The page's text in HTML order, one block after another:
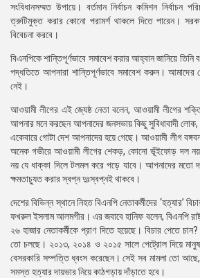
নির্বাচনী
ইশতেহার
সংবিধানসম্মত উপায়ে। বর্তমান নির্বাচন কমিশন নির্বাচন
ত্রুটিমুক্ত করার কোনো পরামর্শ থাকলে দিতে পারেন।
বিবেচনা করবে।
বিএনপিকে শান্তিপূর্ণভাবে সমাবেশ করার আহ্বান জানিয়ে তিনি
পদ্ধতিতে আপনারা শান্তিপূর্ণভাবে সমাবেশ করুন।
নেই।
আওয়ামী লীগের এই জ্যেষ্ঠ নেতা বলেন, আওয়ামী লীগের
আপনার মনে করছেন আপনাদের জনসভায় কিছু সুবিধাবাদী লোক,
একেবারে গোটা দেশ আপনাদের হয়ে গেছে। আওয়ামী লীগ
অনেক গভীরে আওয়ামী লীগের শেকড়, কোনো ভূঁইফোড় দল
নয় যে ধাক্কা দিলে টলমল করে পড়ে যাবে। আপনাদের মতো
ক্ষমতাচ্যুত করার স্বপ্ন দুঃস্বপ্নই থাকবে।
দেশের বিভিন্ন স্থানে নিহত বিএনপি নেতাকর্মীদের ‘হত্যার’
ফখরুল ইসলাম আলমগীর। এর জবাবে হানিফ বলেন, বিএনপি
২৬ হাজার নেতাকর্মীকে প্রাণ দিতে হয়েছে। বিচার পেতে
তো চলছে। ২০১৩, ২০১৪ ও ২০১৫ সালে পেট্রোল দিয়ে মানুষ
বেসরকারি সম্পত্তি ধ্বংস করেছেন। সেই সব মামলা তো
সমস্ত হত্যার দায়ভার নিয়ে কাঠগড়ায় দাঁড়াতে হবে।